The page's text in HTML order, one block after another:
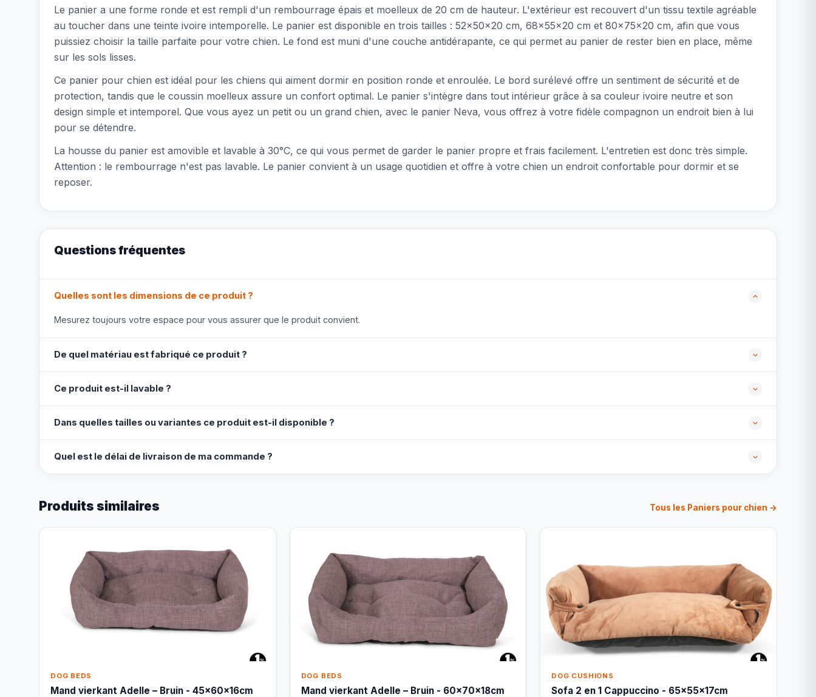
Le panier a une forme ronde et est rempli d'un rembourrage épais et moelleux de 20 cm de hauteur. L'extérieur est recouvert d'un tissu textile agréable
au toucher dans une teinte ivoire intemporelle. Le panier est disponible en trois tailles : 52x50x20 cm, 68x55x20 cm et 80x75x20 cm, afin que vous
puissiez choisir la taille parfaite pour votre chien. Le fond est muni d'une couche antidérapante, ce qui permet au panier de rester bien en place, même
sur les sols lisses.
Ce panier pour chien est idéal pour les chiens qui aiment dormir en position ronde et enroulée. Le bord surélevé offre un sentiment de sécurité et de
protection, tandis que le coussin moelleux assure un confort optimal. Le panier s'intègre dans tout intérieur grâce à sa couleur ivoire neutre et son
design simple et intemporel. Que vous ayez un petit ou un grand chien, avec le panier Neva, vous offrez à votre fidèle compagnon un endroit bien à lui
pour se détendre.
La housse du panier est amovible et lavable à 30°C, ce qui vous permet de garder le panier propre et frais facilement. L'entretien est donc très simple.
Attention : le rembourrage n'est pas lavable. Le panier convient à un usage quotidien et offre à votre chien un endroit confortable pour dormir et se
reposer.
Questions fréquentes
Quelles sont les dimensions de ce produit ?
Mesurez toujours votre espace pour vous assurer que le produit convient.
De quel matériau est fabriqué ce produit ?
Ce produit est-il lavable ?
Dans quelles tailles ou variantes ce produit est-il disponible ?
Quel est le délai de livraison de ma commande ?
Produits similaires Tous les Paniers pour chien →
DOG BEDS
Mand vierkant Adelle – Bruin - 45x60x16cm
DOG BEDS
Mand vierkant Adelle – Bruin - 60x70x18cm
DOG CUSHIONS
Sofa 2 en 1 Cappuccino - 65x55x17cm